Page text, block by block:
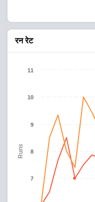
रन रेट
Runs
7
8
9
10
11